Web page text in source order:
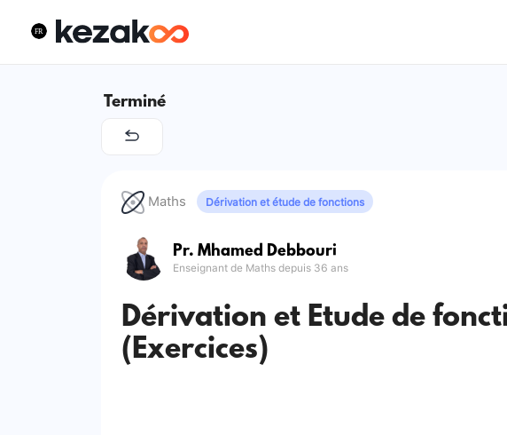
Terminé
Maths Dérivation et étude de fonctions
Pr. Mhamed Debbouri
Enseignant de Maths depuis 36 ans
Dérivation et Etude de
(Exercices)